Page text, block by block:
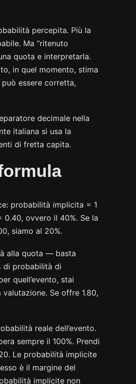
percepita. Più la
Ma “ritenuto
quota e interpretarla.
in quel momento, stima
essere corretta,
decimale nella
italiana si usa la
di fretta capita.
probabilità implicita = 1
ovvero il 40%. Se la
siamo al 20%.
alla quota — basta
di probabilità di
quell’evento, stai
Se offre 1.80,
reale dell’evento.
sempre il 100%. Prendi
Le probabilità implicite
è il margine del
implicite non